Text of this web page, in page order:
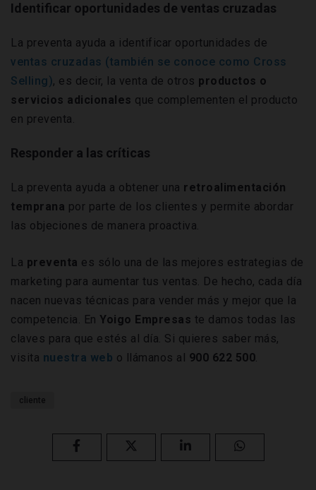
Identificar oportunidades de ventas cruzadas
La preventa ayuda a identificar oportunidades de
ventas cruzadas (también se conoce como Cross
Selling), es decir, la venta de otros productos o
servicios adicionales que complementen el producto
en preventa.
Responder a las críticas
La preventa ayuda a obtener una retroalimentación
temprana por parte de los clientes y permite abordar
las objeciones de manera proactiva.
La preventa es sólo una de las mejores estrategias de
marketing para aumentar tus ventas. De hecho, cada día
nacen nuevas técnicas para vender más y mejor que la
competencia. En Yoigo Empresas te damos todas las
claves para que estés al día. Si quieres saber más,
visita nuestra web o llámanos al 900 622 500.
cliente